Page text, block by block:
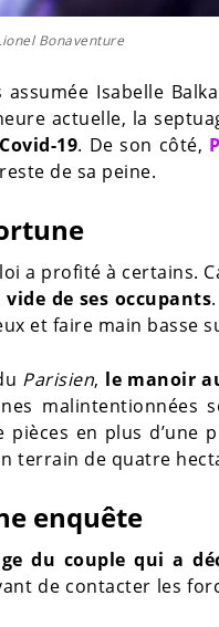
Bonaventure
assumée Isabelle
actuelle, la
19. De son côté,
de sa peine.
a profité à certains.
vide de ses occupants
et faire main basse
Parisien, le manoir
malintentionnées
pièces en plus d’une
terrain de quatre
enquête
du couple qui a
de contacter les